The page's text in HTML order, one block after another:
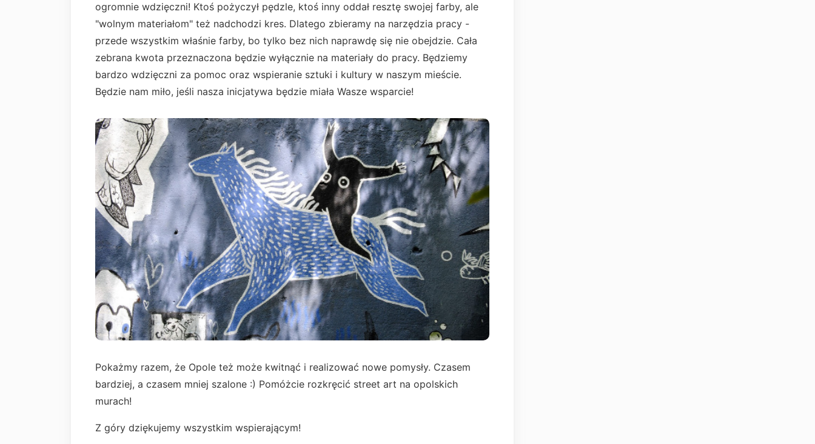
ogromnie wdzięczni! Ktoś pożyczył pędzle, ktoś inny oddał resztę swojej farby, ale
"wolnym materiałom" też nadchodzi kres. Dlatego zbieramy na narzędzia pracy -
przede wszystkim właśnie farby, bo tylko bez nich naprawdę się nie obejdzie. Cała
zebrana kwota przeznaczona będzie wyłącznie na materiały do pracy. Będziemy
bardzo wdzięczni za pomoc oraz wspieranie sztuki i kultury w naszym mieście.
Będzie nam miło, jeśli nasza inicjatywa będzie miała Wasze wsparcie!
Pokażmy razem, że Opole też może kwitnąć i realizować nowe pomysły. Czasem
bardziej, a czasem mniej szalone :) Pomóżcie rozkręcić street art na opolskich
murach!
Z góry dziękujemy wszystkim wspierającym!